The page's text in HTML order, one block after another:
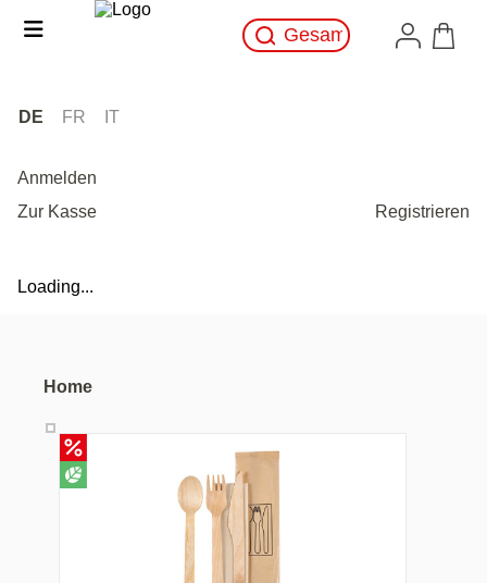
DE FR IT
Anmelden
Zur Kasse
Registrieren
Loading...
Home